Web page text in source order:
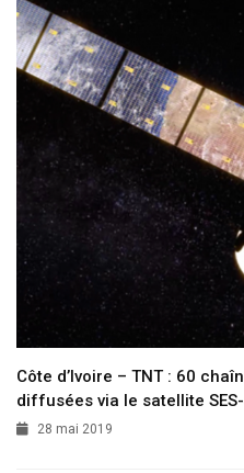
Côte d’Ivoire – TNT : 60
diffusées via le satellite
28 mai 2019